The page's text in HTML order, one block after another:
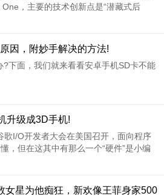
，主要的技术创新点是“潜藏式后
因，附妙手解决的方法!
下面，我们就来看看安卓手机SD卡不能
升级成3D手机!
I/O开发者大会在美国召开，面向程序
，但在这其中有那么一个“硬件”是小编
章的主角：Google Cardboard——拥有
女星为他痴狂，新欢像王菲身家500